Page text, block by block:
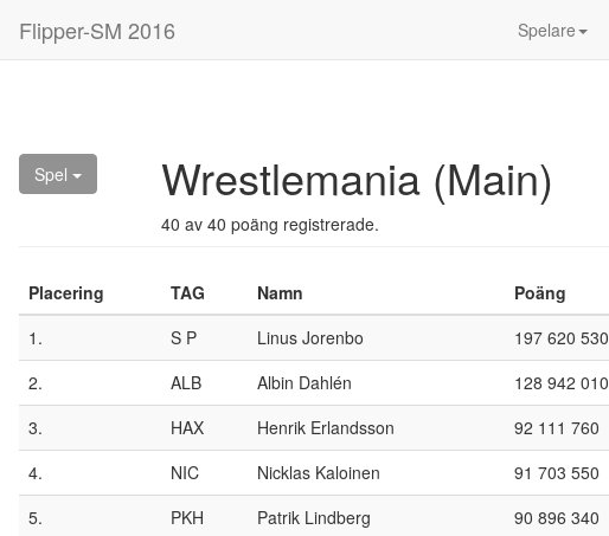
Flipper-SM 2016 Spelare
Spel Wrestlemania (Main)
40 av 40 poäng registrerade.
Placering TAG Namn Poäng
1.
S P Linus Jorenbo 197 620 530
2. ALB Albin Dahlén 128 942 010
3. HAX Henrik Erlandsson 92 111 760
4. NIC Nicklas Kaloinen 91 703 550
5. PKH Patrik Lindberg 90 896 340